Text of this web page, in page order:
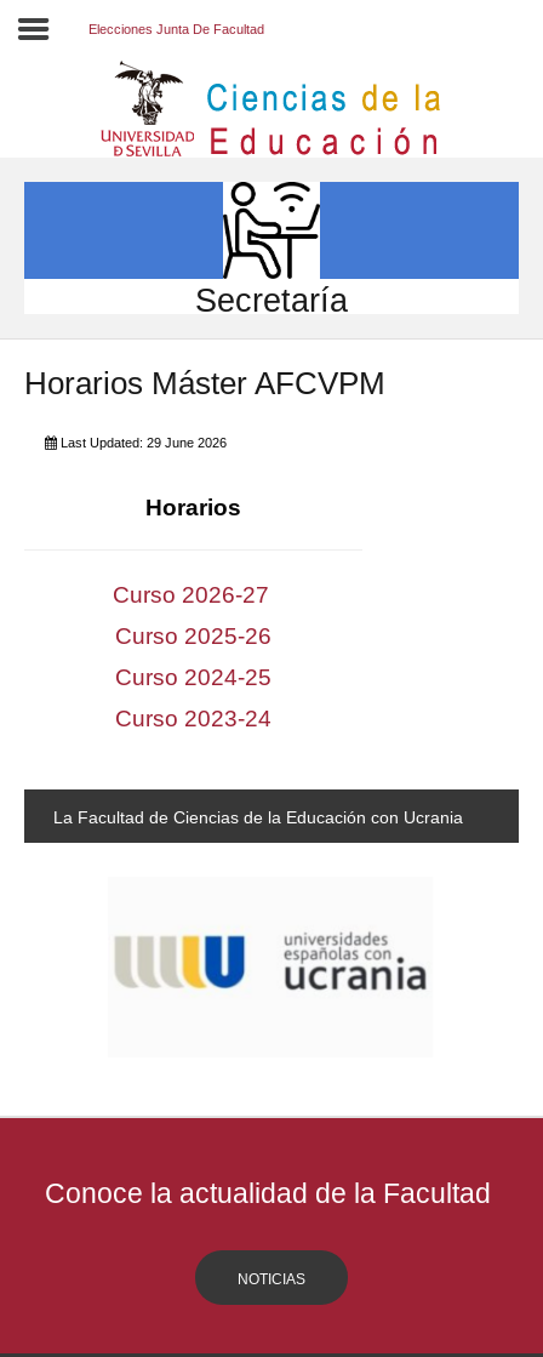
INVESTIGACIÓN
INTERNACIONAL
Directorio FCCE
Elecciones Junta De Facultad
Secretaría
Horarios Máster AFCVPM
Last Updated: 29 June 2026
Horarios
Curso 2026-27
Curso 2025-26
Curso 2024-25
Curso 2023-24
La Facultad de Ciencias de la Educación con Ucrania
Conoce la actualidad de la Facultad
NOTICIAS